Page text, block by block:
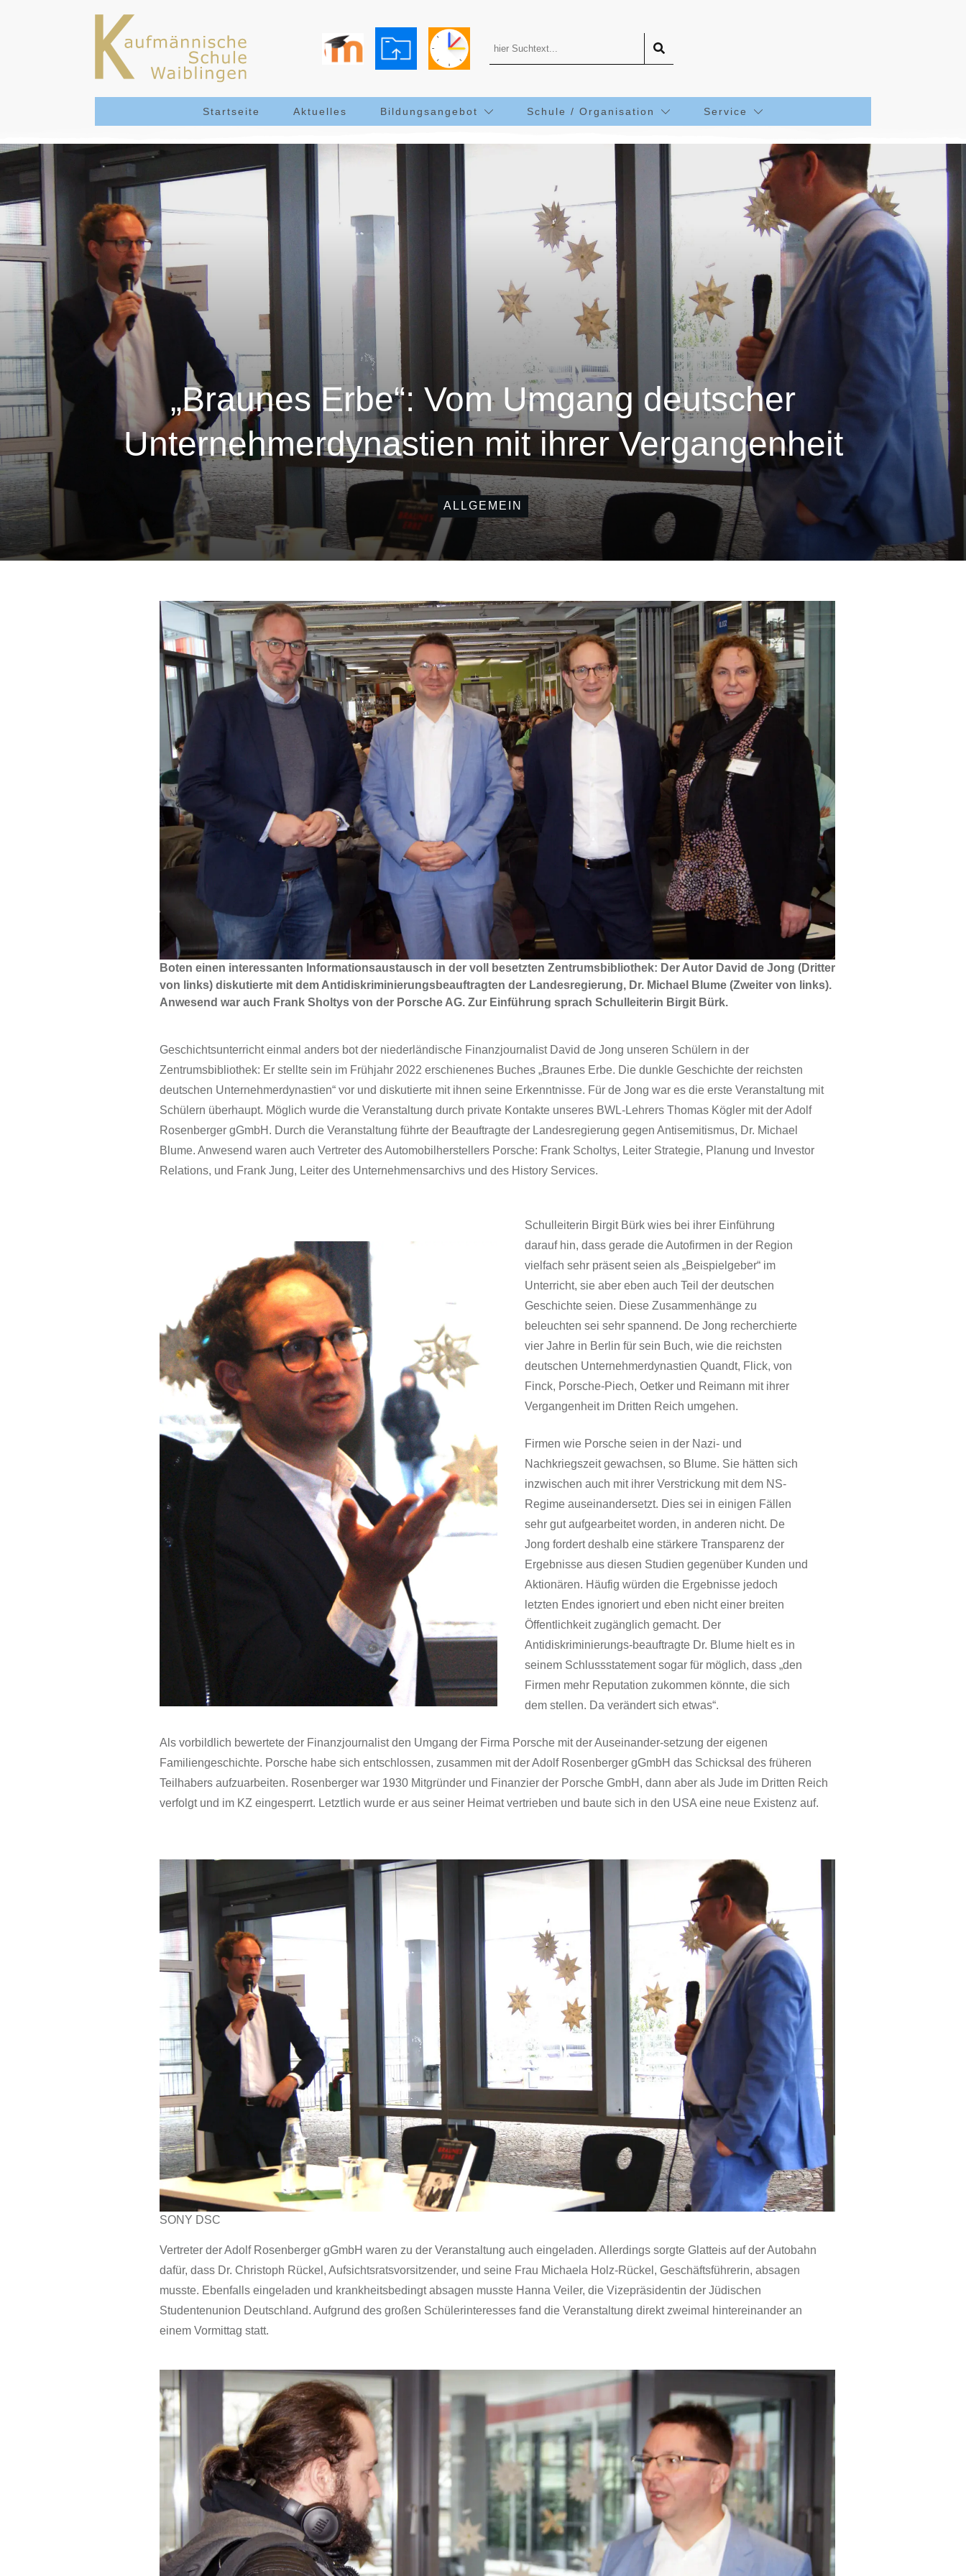
Startseite Aktuelles Bildungsangebot Schule / Organisation Service
„Braunes Erbe“: Vom Umgang deutscher
Unternehmerdynastien mit ihrer Vergangenheit
ALLGEMEIN
Boten einen interessanten Informationsaustausch in der voll besetzten Zentrumsbibliothek: Der Autor David de Jong (Dritter
von links) diskutierte mit dem Antidiskriminierungsbeauftragten der Landesregierung, Dr. Michael Blume (Zweiter von links).
Anwesend war auch Frank Sholtys von der Porsche AG. Zur Einführung sprach Schulleiterin Birgit Bürk.
Geschichtsunterricht einmal anders bot der niederländische Finanzjournalist David de Jong unseren Schülern in der
Zentrumsbibliothek: Er stellte sein im Frühjahr 2022 erschienenes Buches „Braunes Erbe. Die dunkle Geschichte der reichsten
deutschen Unternehmerdynastien“ vor und diskutierte mit ihnen seine Erkenntnisse. Für de Jong war es die erste Veranstaltung mit
Schülern überhaupt. Möglich wurde die Veranstaltung durch private Kontakte unseres BWL-Lehrers Thomas Kögler mit der Adolf
Rosenberger gGmbH. Durch die Veranstaltung führte der Beauftragte der Landesregierung gegen Antisemitismus, Dr. Michael
Blume. Anwesend waren auch Vertreter des Automobilherstellers Porsche: Frank Scholtys, Leiter Strategie, Planung und Investor
Relations, und Frank Jung, Leiter des Unternehmensarchivs und des History Services.
Schulleiterin Birgit Bürk wies bei ihrer Einführung
darauf hin, dass gerade die Autofirmen in der Region
vielfach sehr präsent seien als „Beispielgeber“ im
Unterricht, sie aber eben auch Teil der deutschen
Geschichte seien. Diese Zusammenhänge zu
beleuchten sei sehr spannend. De Jong recherchierte
vier Jahre in Berlin für sein Buch, wie die reichsten
deutschen Unternehmerdynastien Quandt, Flick, von
Finck, Porsche-Piech, Oetker und Reimann mit ihrer
Vergangenheit im Dritten Reich umgehen.
Firmen wie Porsche seien in der Nazi- und
Nachkriegszeit gewachsen, so Blume. Sie hätten sich
inzwischen auch mit ihrer Verstrickung mit dem NS-
Regime auseinandersetzt. Dies sei in einigen Fällen
sehr gut aufgearbeitet worden, in anderen nicht. De
Jong fordert deshalb eine stärkere Transparenz der
Ergebnisse aus diesen Studien gegenüber Kunden und
Aktionären. Häufig würden die Ergebnisse jedoch
letzten Endes ignoriert und eben nicht einer breiten
Öffentlichkeit zugänglich gemacht. Der
Antidiskriminierungs-beauftragte Dr. Blume hielt es in
seinem Schlussstatement sogar für möglich, dass „den
Firmen mehr Reputation zukommen könnte, die sich
dem stellen. Da verändert sich etwas“.
Als vorbildlich bewertete der Finanzjournalist den Umgang der Firma Porsche mit der Auseinander-setzung der eigenen
Familiengeschichte. Porsche habe sich entschlossen, zusammen mit der Adolf Rosenberger gGmbH das Schicksal des früheren
Teilhabers aufzuarbeiten. Rosenberger war 1930 Mitgründer und Finanzier der Porsche GmbH, dann aber als Jude im Dritten Reich
verfolgt und im KZ eingesperrt. Letztlich wurde er aus seiner Heimat vertrieben und baute sich in den USA eine neue Existenz auf.
SONY DSC
Vertreter der Adolf Rosenberger gGmbH waren zu der Veranstaltung auch eingeladen. Allerdings sorgte Glatteis auf der Autobahn
dafür, dass Dr. Christoph Rückel, Aufsichtsratsvorsitzender, und seine Frau Michaela Holz-Rückel, Geschäftsführerin, absagen
musste. Ebenfalls eingeladen und krankheitsbedingt absagen musste Hanna Veiler, die Vizepräsidentin der Jüdischen
Studentenunion Deutschland. Aufgrund des großen Schülerinteresses fand die Veranstaltung direkt zweimal hintereinander an
einem Vormittag statt.